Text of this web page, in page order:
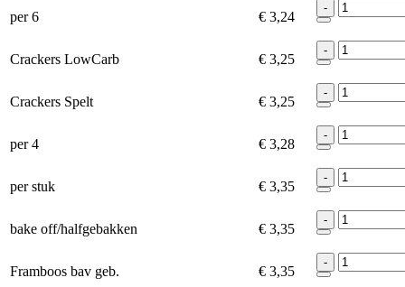
per 6 € 3,24
-
Crackers LowCarb € 3,25
-
Crackers Spelt € 3,25
-
per 4 € 3,28
-
per stuk € 3,35
-
bake off/halfgebakken € 3,35
-
Framboos bav geb. € 3,35
-